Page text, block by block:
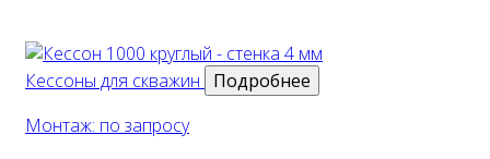
Кессоны для скважин
Подробнее
Монтаж: по запросу